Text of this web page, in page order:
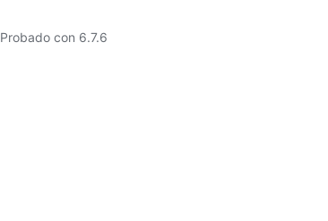
Probado con 6.7.6